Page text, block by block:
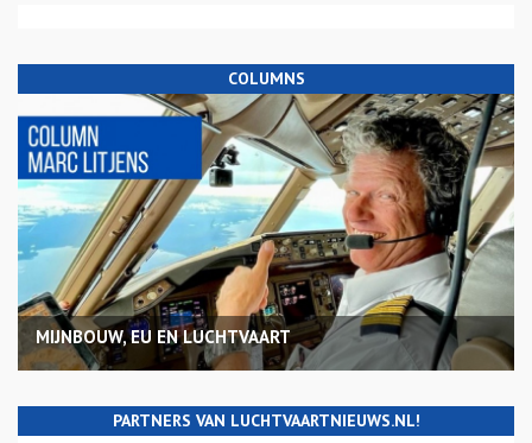
COLUMNS
MIJNBOUW, EU EN LUCHTVAART
PARTNERS VAN LUCHTVAARTNIEUWS.NL!